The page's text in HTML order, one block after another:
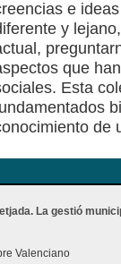
e
y
que
Esta
de
La gestió
Valenciano